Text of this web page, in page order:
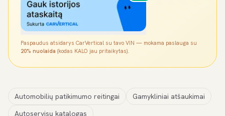
Paspaudus atsidarys CarVertical su tavo VIN — mokama paslauga su
20% nuolaida (kodas KALO jau pritaikytas).
Automobilių patikimumo reitingai
Gamykliniai atšaukimai
Autoservisų katalogas